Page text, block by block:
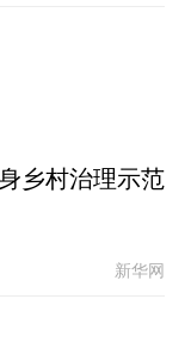
身乡村治理示范
新华网